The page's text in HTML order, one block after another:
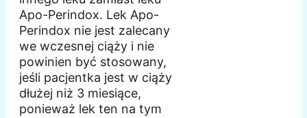
Apo-Perindox. Lek Apo-
Perindox nie jest zalecany
we wczesnej ciąży i nie
powinien być stosowany,
jeśli pacjentka jest w ciąży
dłużej niż 3 miesiące,
ponieważ lek ten na tym